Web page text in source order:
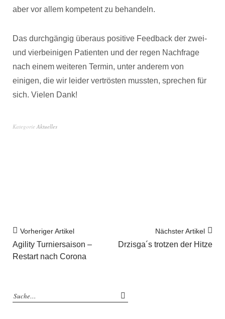
aber vor allem kompetent zu behandeln.
Das durchgängig überaus positive Feedback der zwei-
und vierbeinigen Patienten und der regen Nachfrage
nach einem weiteren Termin, unter anderem von
einigen, die wir leider vertrösten mussten, sprechen für
sich. Vielen Dank!
Kategorie Aktuelles
Vorheriger Artikel
Agility Turniersaison –
Restart nach Corona
Nächster Artikel
Drzisga´s trotzen der Hitze